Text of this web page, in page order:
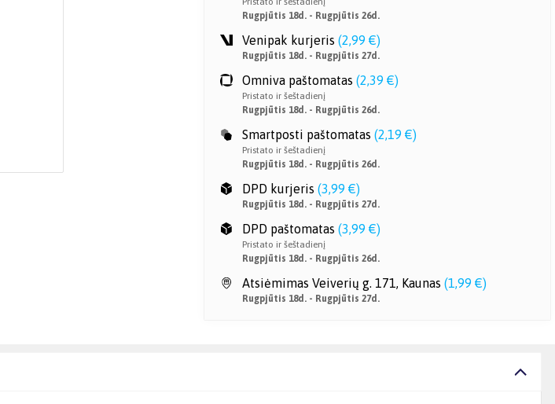
Rugpjūtis 18d. - Rugpjūtis 26d.
Venipak kurjeris (2,99 €)
Rugpjūtis 18d. - Rugpjūtis 27d.
Omniva paštomatas (2,39 €)
Pristato ir šeštadienį
Rugpjūtis 18d. - Rugpjūtis 26d.
Smartposti paštomatas (2,19 €)
Pristato ir šeštadienį
Rugpjūtis 18d. - Rugpjūtis 26d.
DPD kurjeris (3,99 €)
Rugpjūtis 18d. - Rugpjūtis 27d.
DPD paštomatas (3,99 €)
Pristato ir šeštadienį
Rugpjūtis 18d. - Rugpjūtis 26d.
Atsiėmimas Veiverių g. 171, Kaunas (1,99 €)
Rugpjūtis 18d. - Rugpjūtis 27d.